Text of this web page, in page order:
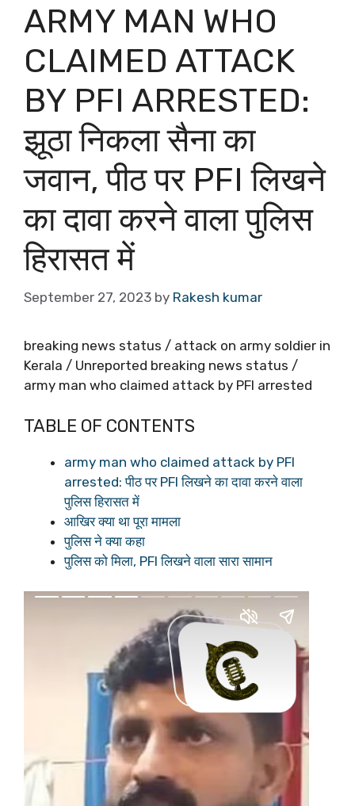
ARMY MAN WHO
CLAIMED ATTACK
BY PFI ARRESTED:
झूठा निकला सैना का
जवान, पीठ पर PFI लिखने
का दावा करने वाला पुलिस
हिरासत में
September 27, 2023 by Rakesh kumar
breaking news status / attack on army soldier in
Kerala / Unreported breaking news status /
army man who claimed attack by PFI arrested
TABLE OF CONTENTS
army man who claimed attack by PFI
arrested: पीठ पर PFI लिखने का दावा करने वाला
पुलिस हिरासत में
आखिर क्या था पूरा मामला
पुलिस ने क्या कहा
पुलिस को मिला, PFI लिखने वाला सारा सामान